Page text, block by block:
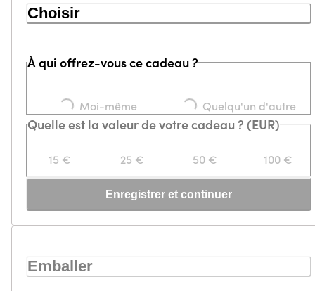
Choisir
À qui offrez-vous ce cadeau ?
Loading... Moi-même Loading... Quelqu'un d'autre
Quelle est la valeur de votre cadeau ? (EUR)
15 € 25 € 50 € 100 €
Enregistrer et continuer
Emballer